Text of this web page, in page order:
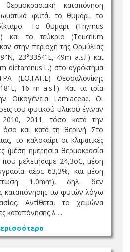
καταπόνηση
φυτά, το θυμάρι, το
Tο θυμάρι (Thymus
και το τεύκριο (Τeucrium
στην περιοχή της Ορμύλιας
23°33΄54"Ε, 49m a.s.l.) και
dictamnus L.) στο αγρόκτημα
(ΕΘ.Ι.ΑΓ.Ε) Θεσσαλονίκης
16 m a.s.l.). Και τα τρία
Οικογένεια Lamiaceae. Οι
του φυτικού υλικού έγιναν
2010, 2011, τόσο κατά την
όσο και κατά τη θερινή. Στο
το καλοκαίρι οι κλιματικές
(μέση ημερήσια θερμοκρασία
μελετήσαμε 24,3oC, μέση
αέρα 63,3%, και μέση
1,0mm), δηλ. δεν
καταπόνησης τω φυτών λόγω
Αντίθετα, το χειμώνα
καταπόνησης λ ...